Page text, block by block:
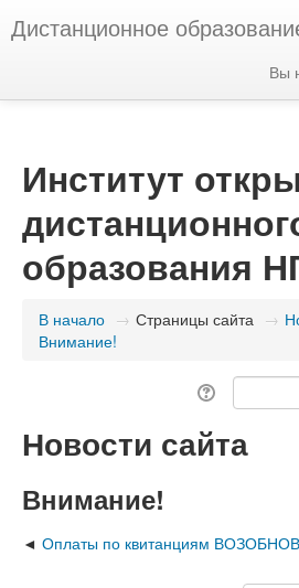
Дистанционное
Вы
Институт
образования
В начало → Страницы сайта →
Внимание!
Новости сайта
Внимание!
Оплаты по квитанциям